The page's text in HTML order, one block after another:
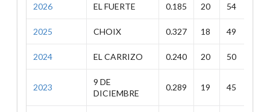
2026 EL FUERTE 0.185 20 54
2025 CHOIX 0.327 18 49
2024 EL CARRIZO 0.240 20 50
2023
9 DE
DICIEMBRE
0.289 19 45